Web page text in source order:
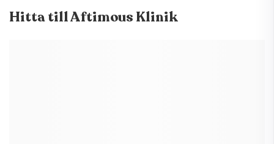
Hitta tillAftimous Klinik